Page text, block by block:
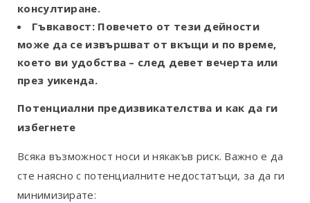
консултиране.
Гъвкавост: Повечето от тези дейности
може да се извършват от вкъщи и по време,
което ви удобства – след девет вечерта или
през уикенда.
Потенциални предизвикателства и как да ги
избегнете
Всяка възможност носи и някакъв риск. Важно е да
сте наясно с потенциалните недостатъци, за да ги
минимизирате: